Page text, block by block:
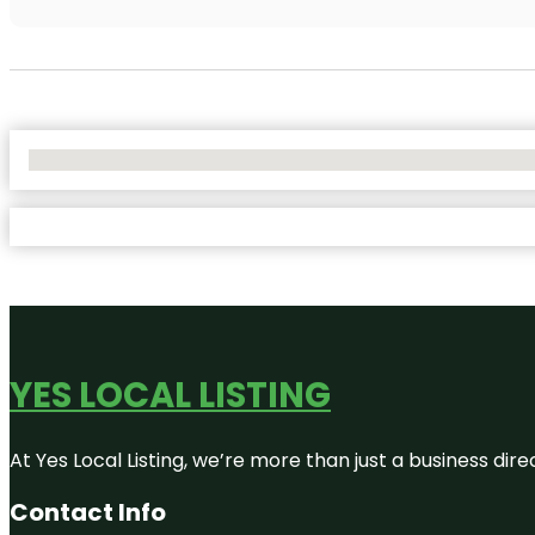
YES LOCAL LISTING
At Yes Local Listing, we’re more than just a business
Contact Info